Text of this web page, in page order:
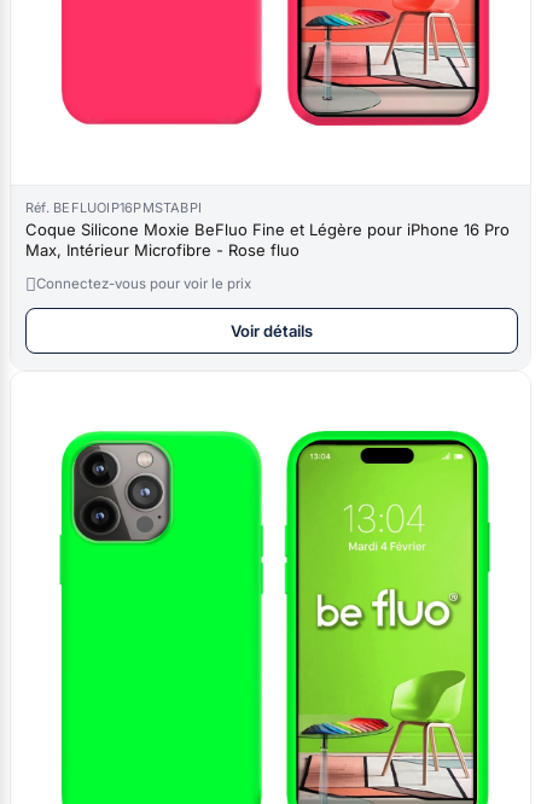
Réf. BEFLUOIP16PMSTABPI
Coque Silicone Moxie BeFluo Fine et Légère pour iPhone 16 Pro
Max, Intérieur Microfibre - Rose fluo
Connectez-vous pour voir le prix
Voir détails